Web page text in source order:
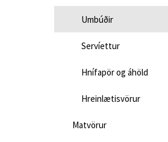
Umbúðir
Servíettur
Hnífapör og áhöld
Hreinlætisvörur
Matvörur